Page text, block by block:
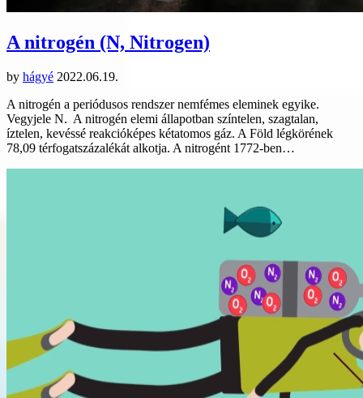
A nitrogén (N, Nitrogen)
by hágyé 2022.06.19.
A nitrogén a periódusos rendszer nemfémes eleminek egyike.
Vegyjele N. A nitrogén elemi állapotban színtelen, szagtalan,
íztelen, kevéssé reakcióképes kétatomos gáz. A Föld légkörének
78,09 térfogatszázalékát alkotja. A nitrogént 1772-ben…